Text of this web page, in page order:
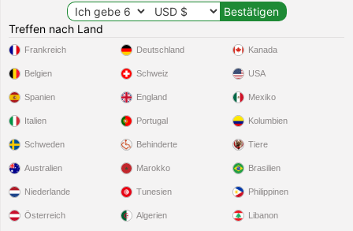
Treffen nach Land
Frankreich
Belgien
Spanien
Italien
Schweden
Deutschland
Schweiz
England
Portugal
Behinderte
Kanada
USA
Mexiko
Kolumbien
Tiere
Australien
Niederlande
Österreich
Marokko
Tunesien
Algerien
Brasilien
Philippinen
Libanon